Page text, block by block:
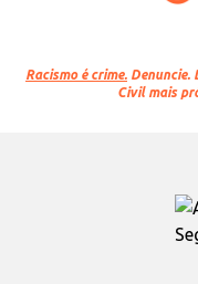
Racismo é crime. Denuncie.
Civil mais